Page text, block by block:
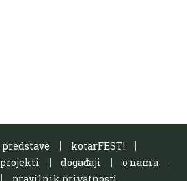
predstave
kotarFEST!
projekti događaji
o nama